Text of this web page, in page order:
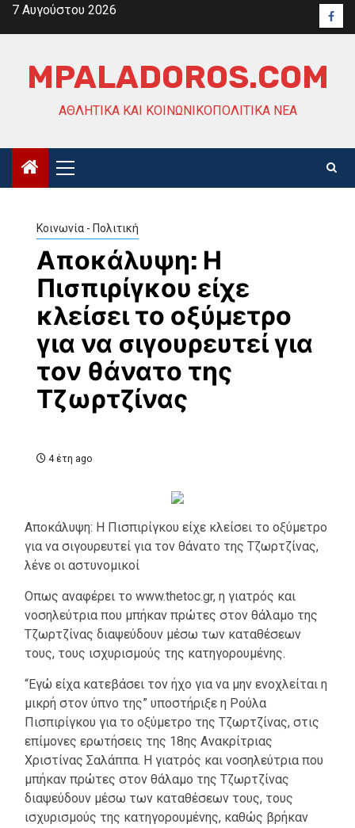
Skip7 Αυγούστου 2026
MPALADOROS.COM
ΑΘΛΗΤΙΚΆ ΚΑΙ ΚΟΙΝΩΝΙΚΟΠΟΛΙΤΙΚΆ ΝΈΑ
Primary
Menu
Κοινωνία - Πολιτική
Αποκάλυψη: Η
Πισπιρίγκου είχε
κλείσει το οξύμετρο
για να σιγουρευτεί για
τον θάνατο της
Τζωρτζίνας
4 έτη ago
Αποκάλυψη: Η Πισπιρίγκου είχε κλείσει το οξύμετρο
για να σιγουρευτεί για τον θάνατο της Τζωρτζίνας,
λένε οι αστυνομικοί
Oπως αναφέρει το www.thetoc.gr, η γιατρός και
νοσηλεύτρια που μπήκαν πρώτες στον θάλαμο της
Τζωρτζίνας διαψεύδουν μέσω των καταθέσεων
τους, τους ισχυρισμούς της κατηγορουμένης.
“Εγώ είχα κατεβάσει τον ήχο για να μην ενοχλείται η
μικρή στον ύπνο της” υποστήριξε η Ρούλα
Πισπιρίγκου για το οξύμετρο της Τζωρτζίνας, στις
επίμονες ερωτήσεις της 18ης Ανακρίτριας
Χριστίνας Σαλάππα. Η γιατρός και νοσηλεύτρια που
μπήκαν πρώτες στον θάλαμο της Τζωρτζίνας
διαψεύδουν μέσω των καταθέσεων τους, τους
ισχυρισμούς της κατηγορουμένης, καθώς βρήκαν